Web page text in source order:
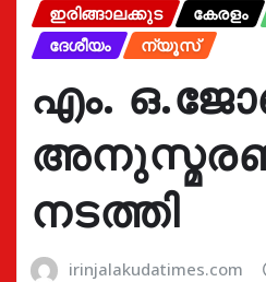
ഇരിങ്ങാലക്കുട കേരളം
ദേശീയം
ന്യൂസ്
എം.
നടത്തി
irinjalakudatimes.com